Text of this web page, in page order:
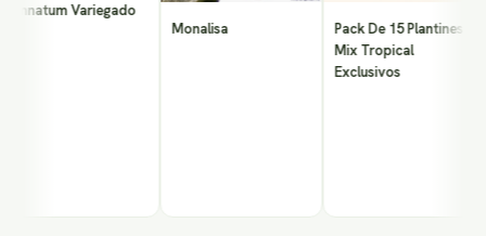
Variegado
Monalisa
Pack De 15 Plantines -
Mix Tropical
Exclusivos